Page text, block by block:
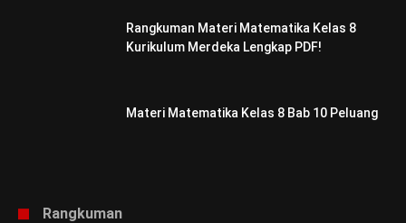
Rangkuman Materi Matematika Kelas 8
Kurikulum Merdeka Lengkap PDF!
Materi Matematika Kelas 8 Bab 10 Peluang
Rangkuman